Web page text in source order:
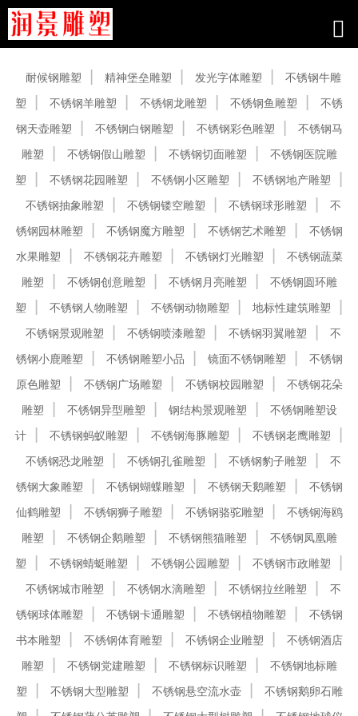
耐候钢雕塑 精神堡垒雕塑 发光字体雕塑
不锈钢牛雕
塑
不锈钢羊雕塑 不锈钢龙雕塑 不锈钢鱼雕塑
不锈
钢天壶雕塑
不锈钢白钢雕塑 不锈钢彩色雕塑
不锈钢马
雕塑
不锈钢假山雕塑 不锈钢切面雕塑
不锈钢医院雕
塑
不锈钢花园雕塑 不锈钢小区雕塑
不锈钢地产雕塑
不锈钢抽象雕塑
不锈钢镂空雕塑 不锈钢球形雕塑
不
锈钢园林雕塑
不锈钢魔方雕塑 不锈钢艺术雕塑
不锈钢
水果雕塑
不锈钢花卉雕塑 不锈钢灯光雕塑
不锈钢蔬菜
雕塑
不锈钢创意雕塑 不锈钢月亮雕塑
不锈钢圆环雕
塑
不锈钢人物雕塑 不锈钢动物雕塑
地标性建筑雕塑
不锈钢景观雕塑
不锈钢喷漆雕塑 不锈钢羽翼雕塑
不
锈钢小鹿雕塑
不锈钢雕塑小品 镜面不锈钢雕塑
不锈钢
原色雕塑
不锈钢广场雕塑 不锈钢校园雕塑
不锈钢花朵
雕塑
不锈钢异型雕塑 钢结构景观雕塑
不锈钢雕塑设
计
不锈钢蚂蚁雕塑 不锈钢海豚雕塑
不锈钢老鹰雕塑
不锈钢恐龙雕塑
不锈钢孔雀雕塑 不锈钢豹子雕塑
不
锈钢大象雕塑
不锈钢蝴蝶雕塑 不锈钢天鹅雕塑
不锈钢
仙鹤雕塑
不锈钢狮子雕塑 不锈钢骆驼雕塑
不锈钢海鸥
雕塑
不锈钢企鹅雕塑 不锈钢熊猫雕塑
不锈钢凤凰雕
塑
不锈钢蜻蜓雕塑 不锈钢公园雕塑
不锈钢市政雕塑
不锈钢城市雕塑
不锈钢水滴雕塑 不锈钢拉丝雕塑
不
锈钢球体雕塑
不锈钢卡通雕塑 不锈钢植物雕塑
不锈钢
书本雕塑
不锈钢体育雕塑 不锈钢企业雕塑
不锈钢酒店
雕塑
不锈钢党建雕塑 不锈钢标识雕塑
不锈钢地标雕
塑
不锈钢大型雕塑 不锈钢悬空流水壶
不锈钢鹅卵石雕